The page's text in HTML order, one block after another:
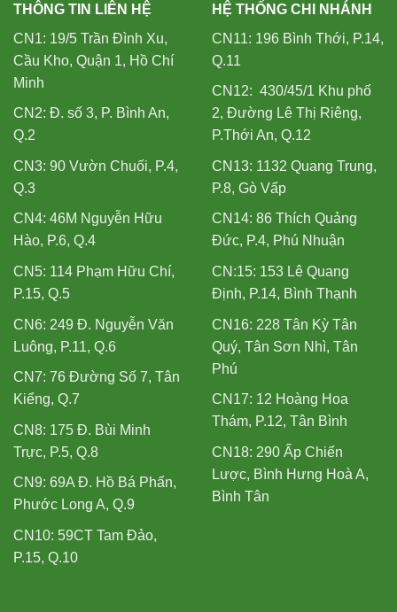
THÔNG TIN LIÊN HỆ
CN1: 19/5 Trần Đình Xu,
Cầu Kho, Quận 1, Hồ Chí
Minh
CN2: Đ. số 3, P. Bình An,
Q.2
CN3: 90 Vườn Chuối, P.4,
Q.3
CN4: 46M Nguyễn Hữu
Hào, P.6, Q.4
CN5: 114 Phạm Hữu Chí,
P.15, Q.5
CN6: 249 Đ. Nguyễn Văn
Luông, P.11, Q.6
CN7: 76 Đường Số 7, Tân
Kiểng, Q.7
CN8: 175 Đ. Bùi Minh
Trực, P.5, Q.8
CN9: 69A Đ. Hồ Bá Phấn,
Phước Long A, Q.9
CN10: 59CT Tam Đảo,
P.15, Q.10
HỆ THỐNG CHI NHÁNH
CN11: 196 Bình Thới, P.14,
Q.11
CN12: 430/45/1 Khu phố
2, Đường Lê Thị Riêng,
P.Thới An, Q.12
CN13: 1132 Quang Trung,
P.8, Gò Vấp
CN14: 86 Thích Quảng
Đức, P.4, Phú Nhuận
CN:15: 153 Lê Quang
Định, P.14, Bình Thạnh
CN16: 228 Tân Kỳ Tân
Quý, Tân Sơn Nhì, Tân
Phú
CN17: 12 Hoàng Hoa
Thám, P.12, Tân Bình
CN18: 290 Ấp Chiến
Lược, Bình Hưng Hoà A,
Bình Tân